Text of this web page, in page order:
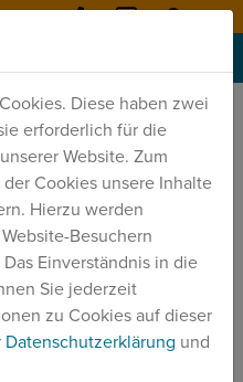
Rande der
Heide
Diese haben zwei
erforderlich für die
Website. Zum
Cookies unsere Inhalte
Hierzu werden
Besuchern
Einverständnis in die
Sie jederzeit
zu Cookies auf dieser
Datenschutzerklärung und